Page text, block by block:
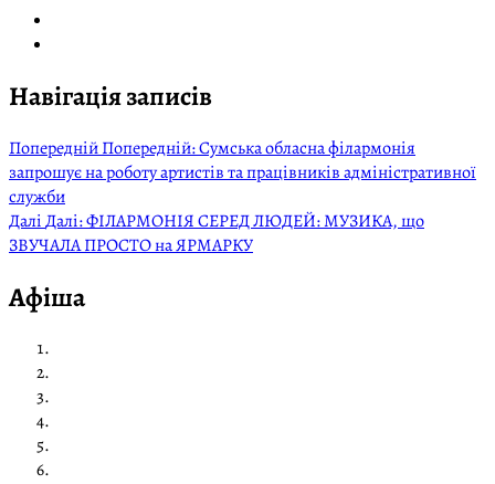
Навігація записів
ПопереднійПопередній:Сумська обласна філармонія
запрошує на роботу артистів та працівників адміністративної
служби
ДаліДалі:ФІЛАРМОНІЯ СЕРЕД ЛЮДЕЙ: МУЗИКА, що
ЗВУЧАЛА ПРОСТО на ЯРМАРКУ
Афіша